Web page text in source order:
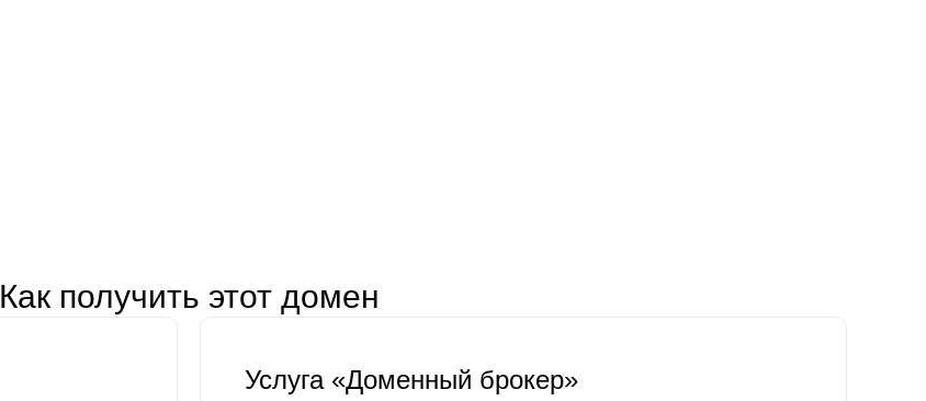
Как получить этот домен
Услуга «Доменный брокер»